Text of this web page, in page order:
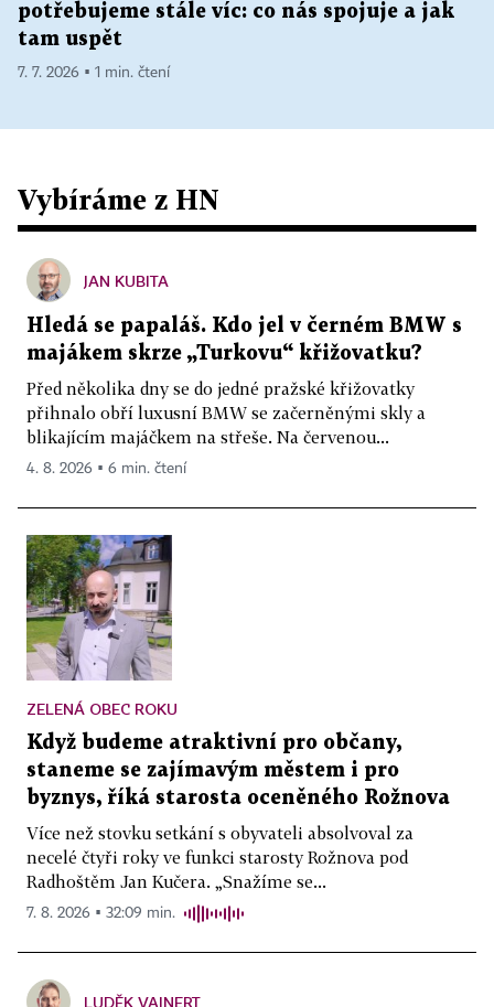
potřebujeme stále víc: co nás spojuje a jak
tam uspět
7. 7. 2026 ▪ 1 min. čtení
Vybíráme z HN
JAN KUBITA
Hledá se papaláš. Kdo jel v černém BMW s
majákem skrze „Turkovu“ křižovatku?
Před několika dny se do jedné pražské křižovatky
přihnalo obří luxusní BMW se začerněnými skly a
blikajícím majáčkem na střeše. Na červenou...
4. 8. 2026 ▪ 6 min. čtení
ZELENÁ OBEC ROKU
Když budeme atraktivní pro občany,
staneme se zajímavým městem i pro
byznys, říká starosta oceněného Rožnova
Více než stovku setkání s obyvateli absolvoval za
necelé čtyři roky ve funkci starosty Rožnova pod
Radhoštěm Jan Kučera. „Snažíme se...
7. 8. 2026 ▪ 32:09 min.
LUDĚK VAINERT